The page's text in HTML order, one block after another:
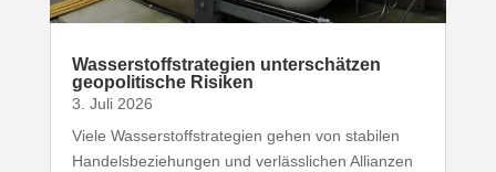
Wasser­stoff­stra­tegien unter­schätzen
geopo­li­tische Risiken
3. Juli 2026
Viele Wasser­stoff­stra­tegien gehen von stabilen
Handels­be­zie­hungen und verläss­lichen Allianzen